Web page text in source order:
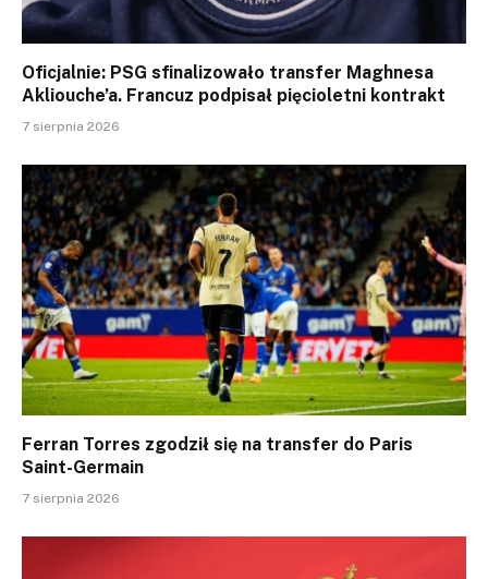
Oficjalnie: PSG sfinalizowało transfer Maghnesa
Akliouche’a. Francuz podpisał pięcioletni kontrakt
7 sierpnia 2026
Ferran Torres zgodził się na transfer do Paris
Saint-Germain
7 sierpnia 2026